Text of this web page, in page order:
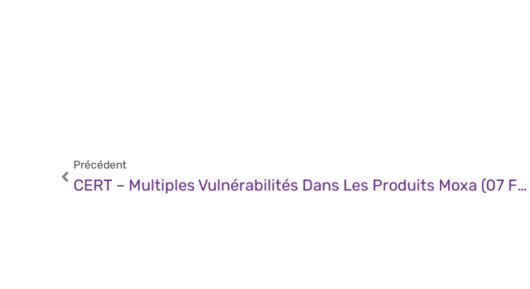
Précédent
CERT – Multiples Vulnérabilités Dans Les Produits Moxa (07 Février 2025)